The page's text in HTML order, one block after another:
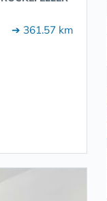
➔ 361.57 km